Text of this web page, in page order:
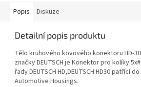
Popis Diskuze
Detailní popis produktu
Tělo kruhového kovového konektoru HD-30
značky DEUTSCH je Konektor pro kolíky
řady DEUTSCH HD,DEUTSCH HD30 patřící
Automotive Housings.